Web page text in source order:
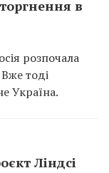
в
розпочала
тоді
Україна.
Ліндсі